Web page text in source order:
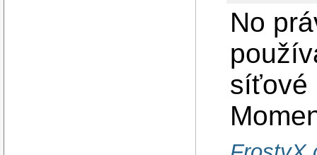
No
síťové